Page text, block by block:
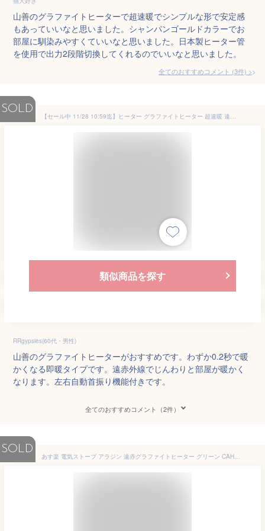
山善のグラファイトヒーターで超速暖でシンプルな形で安定感
もあっていいなと思いました。シャンパンゴールドカラーでお
部屋に馴染みやすくていいなと思いました。日本製ヒーター管
を使用で出力2段階切換してくれるのでいいなと思いました。
全てのおすすめコメント (3件) >
SOLD
【セール中 11/28 10:59迄】ヒーター グラファイトヒーター 超速暖 遠赤外線 左右自動首振り 450W/900W DCTS-A091 電気ストーブ カーボンヒーター 遠赤外線ヒーター 左右首ふり 脱衣所 【送料無料】 山善/YAMAZEN/ヤマゼン
類似商品を探す
RRgypsies(60代・男性)
山善のグラファイトヒーターがおすすめです。わずか0.2秒で暖
かくなる即暖タイプです。遠赤外線でじんわりと部屋が暖かく
なります。左右自動首振り機能付きです。
全てのおすすめコメント（2件）
SOLD
あす楽 電気ストーブ アラジン 遠赤グラファイトヒーター グリーン CAH-G42GD-G トリカゴ おしゃれ スリム 遠赤外線ヒーター 暖房器具 暖房機 暖房 器具 遠赤外線 ヒーター ストーブ 電気ヒーター ストーブ コンパクト 縦型 小型 遠赤外線ストーブ 電気暖房 レトロ 緑